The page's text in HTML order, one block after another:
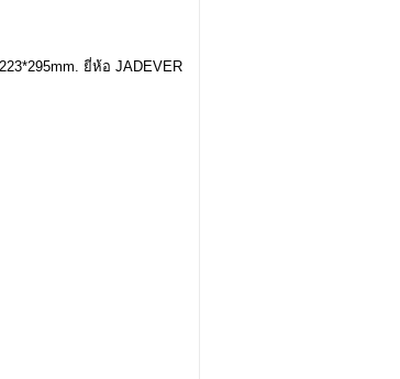
ยี่ห้อ JADEVER